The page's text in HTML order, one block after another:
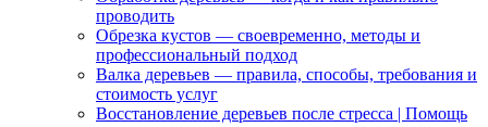
проводить
Обрезка кустов — своевременно, методы и
профессиональный подход
Валка деревьев — правила, способы, требования и
стоимость услуг
Восстановление деревьев после стресса | Помощь